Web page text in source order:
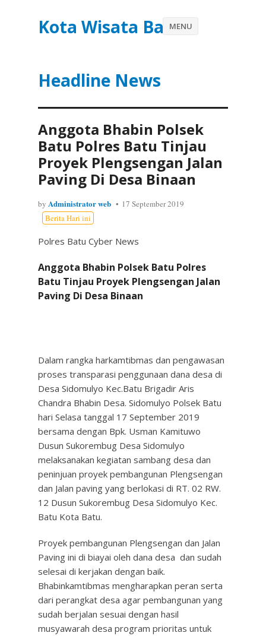
Kota Wisata Batu
Headline News
MENU
Anggota Bhabin Polsek
Batu Polres Batu Tinjau
Proyek Plengsengan Jalan
Paving Di Desa Binaan
by Administrator web
17 September 2019
Berita Hari ini
Polres Batu Cyber News
Anggota Bhabin Polsek Batu Polres
Batu Tinjau Proyek Plengsengan Jalan
Paving Di Desa Binaan
Dalam rangka harkamtibmas dan pengawasan
proses transparasi penggunaan dana desa di
Desa Sidomulyo Kec.Batu Brigadir Aris
Chandra Bhabin Desa. Sidomulyo Polsek Batu
hari Selasa tanggal 17 September 2019
bersama dengan Bpk. Usman Kamituwo
Dusun Sukorembug Desa Sidomulyo
melaksanakan kegiatan sambang desa dan
peninjuan proyek pembangunan Plengsengan
dan Jalan paving yang berlokasi di RT. 02 RW.
12 Dusun Sukorembug Desa Sidomulyo Kec.
Batu Kota Batu.
Proyek pembangunan Plengsengan dan Jalan
Paving ini di biayai oleh dana desa dan sudah
selesai di kerjakan dengan baik.
Bhabinkamtibmas mengharapkan peran serta
dari perangkat desa agar pembangunan yang
sudah berjalan sesuai dengan hasil
musyawarah desa program prioritas untuk